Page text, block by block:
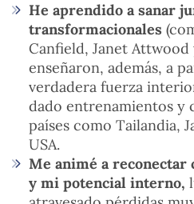
He aprendido a sanar
transformacionales
Canfield, Janet
enseñaron, además, a
verdadera fuerza
dado entrenamientos y
países como Tailandia,
USA.
Me animé a
y mi potencial interno,